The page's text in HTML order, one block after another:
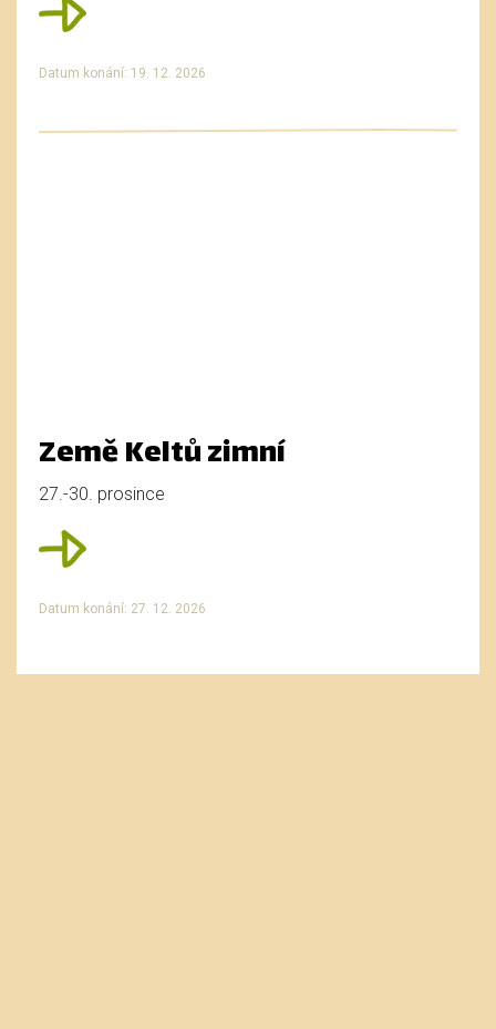
Datum konání: 19. 12. 2026
Země Keltů zimní
27.-30. prosince
Datum konání: 27. 12. 2026